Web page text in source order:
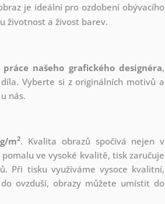
je ideální pro ozdobení obývacího
životnost a živost barev.
našeho grafického designéra,
Vyberte si z originálních motivů a
nás.
m2. Kvalita obrazů spočívá nejen v
ve vysoké kvalitě, tisk zaručuje
Při tisku využíváme vysoce kvalitní,
ovzduší, obrazy můžete umístit do